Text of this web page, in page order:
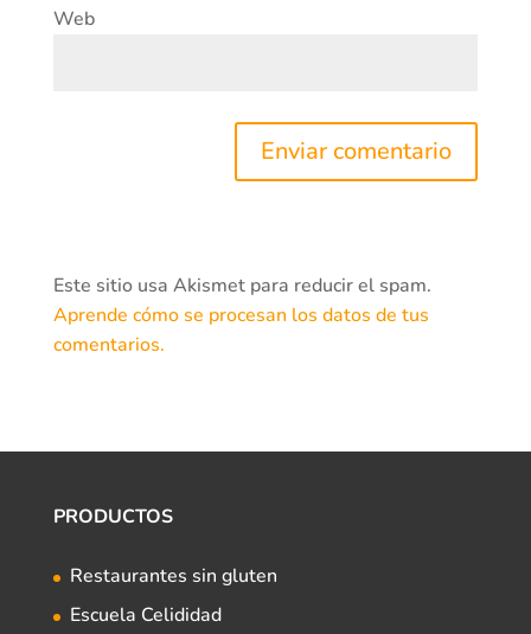
Web
Este sitio usa Akismet para reducir el spam.
Aprende cómo se procesan los datos de tus
comentarios.
PRODUCTOS
Restaurantes sin gluten
Escuela Celididad